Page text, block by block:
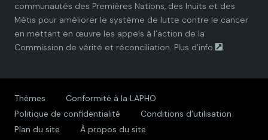
r
t
e
r
t
e
r
t
e
r
t
e
r
t
communautés des Premières Nations, des Inuits et des
Métis pour améliorer le système de lutte contre le cancer
en mettant en œuvre les appels à l’action de la
Commission de vérité et réconciliation. Plus d’info .
Thèmes
Conformité à la LAPHO
Politique de confidentialité
Conditions d’utilisation
Plan du site
À propos du site